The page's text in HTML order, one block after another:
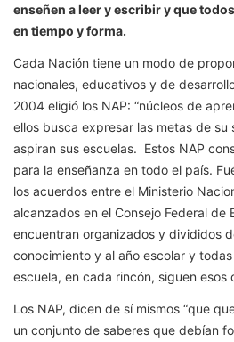
enseñen a leer y escribir y que
en tiempo y forma.
Cada Nación tiene un modo de
nacionales, educativos y de
2004 eligió los NAP: “núcleos de
ellos busca expresar las metas de
aspiran sus escuelas. Estos NAP
para la enseñanza en todo el país.
los acuerdos entre el Ministerio
alcanzados en el Consejo Federal de
encuentran organizados y divididos
conocimiento y al año escolar y
escuela, en cada rincón, siguen esos
Los NAP, dicen de sí mismos “que
un conjunto de saberes que debían